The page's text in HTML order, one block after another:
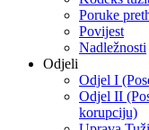
Poruke
Povijest
Nadležnosti
Odjeli
Odjel I
Odjel II
korupciju)